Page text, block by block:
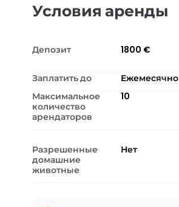
Условия аренды
Депозит 1800 €
Заплатить до Ежемесячно
Максимальное
количество
арендаторов
10
Разрешенные
домашние
животные
Нет